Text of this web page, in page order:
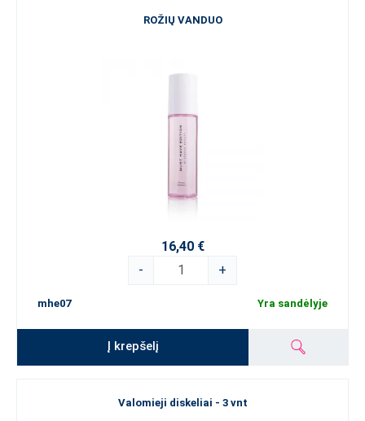
ROŽIŲ VANDUO
16,40 €
-
+
mhe07 Yra sandėlyje
Į krepšelį
Valomieji diskeliai - 3 vnt